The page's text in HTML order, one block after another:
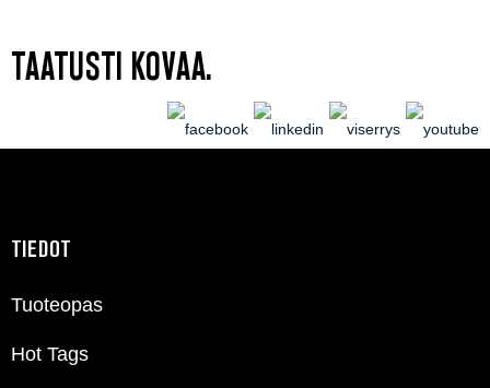
TAATUSTI KOVAA.
TIEDOT
Tuoteopas
Hot Tags